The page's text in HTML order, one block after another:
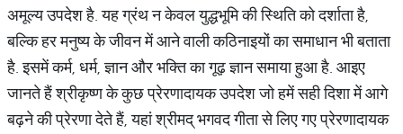
अमूल्य उपदेश है. यह ग्रंथ न केवल युद्धभूमि की स्थिति को दर्शाता है,
बल्कि हर मनुष्य के जीवन में आने वाली कठिनाइयों का समाधान भी बताता
है. इसमें कर्म, धर्म, ज्ञान और भक्ति का गूढ़ ज्ञान समाया हुआ है. आइए
जानते हैं श्रीकृष्ण के कुछ प्रेरणादायक उपदेश जो हमें सही दिशा में आगे
बढ़ने की प्रेरणा देते हैं, यहां श्रीमद् भगवद गीता से लिए गए प्रेरणादायक